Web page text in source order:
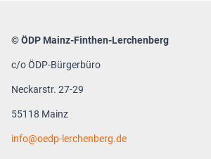
© ÖDP Mainz-Finthen-Lerchenberg
c/o ÖDP-Bürgerbüro
Neckarstr. 27-29
55118 Mainz
info oedp-lerchenberg.de